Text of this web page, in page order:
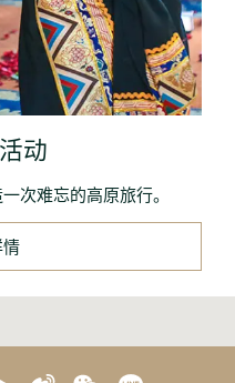
动
次难忘的高原旅行。